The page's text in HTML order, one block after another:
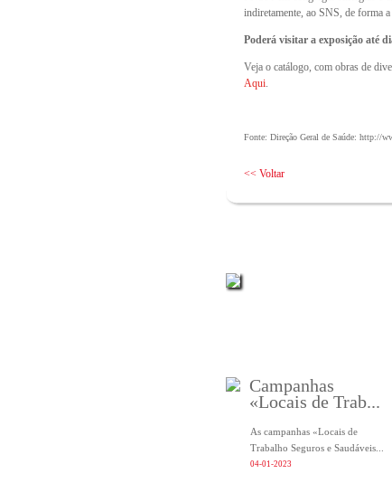
indiretamente, ao SNS, de forma
Poderá visitar a exposição até
Veja o catálogo, com obras de
Aqui.
Fonte: Direção Geral de Saúde: http://
<< Voltar
Campanhas
«Locais de Trab...
As campanhas «Locais de
Trabalho Seguros e Saudáveis...
04-01-2023